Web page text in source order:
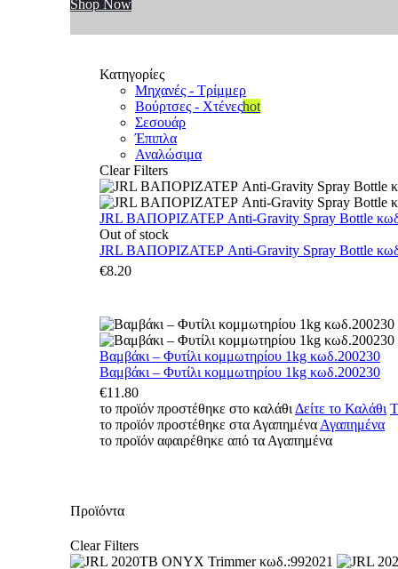
Shop Now
Κατηγορίες
Μηχανές - Τρίμμερ
Βούρτσες - Χτένεςhot
Σεσουάρ
Έπιπλα
Αναλώσιμα
Clear Filters
JRL ΒΑΠΟΡΙΖΑΤΕΡ Anti-Gravity Spray Bottle
Out of stock
JRL ΒΑΠΟΡΙΖΑΤΕΡ Anti-Gravity Spray Bottle
€8.20
Βαμβάκι – Φυτίλι κομμωτηρίου 1kg κωδ.200230
Βαμβάκι – Φυτίλι κομμωτηρίου 1kg κωδ.200230
€11.80
το προϊόν προστέθηκε στο καλάθι Δείτε το Καλάθι
το προϊόν προστέθηκε στα Αγαπημένα Αγαπημένα
το προϊόν αφαιρέθηκε από τα Αγαπημένα
Προϊόντα
Clear Filters